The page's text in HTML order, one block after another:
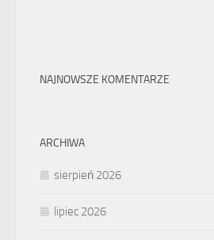
NAJNOWSZE KOMENTARZE
ARCHIWA
sierpień 2026
lipiec 2026